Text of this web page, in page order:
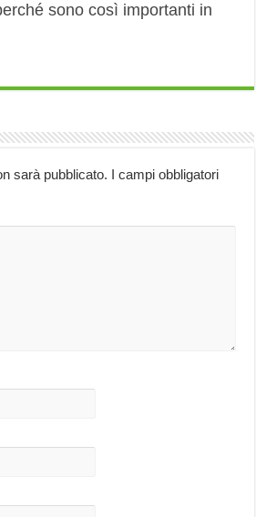
sono così importanti in
sarà pubblicato. I campi obbligatori